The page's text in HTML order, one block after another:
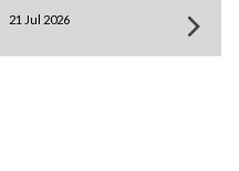
21 Jul 2026